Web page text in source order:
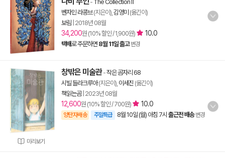
- The Collection Ⅱ
벤자민 라콩브(지은이), 김영미 (옮긴이)
보림 2018년 08월
34,200원 (10% 할인 / 1,900원) 10.0
택배로 주문하면 8월 11일 출고 변경
미리보기
창밖은 미술관-작은 곰자리 68
시빌 들라크루아(지은이), 이세진 (옮긴이)
책읽는곰| 2023년 08월
12,600원 (10% 할인 / 700원) 10.0
양탄자배송 주말특급 8월 10일 (월) 아침 7시 출근전 배송 변경